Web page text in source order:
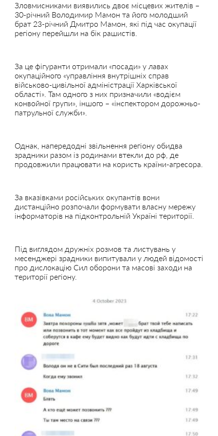
Зловмисниками виявились двоє місцевих жителів –
30-річний Володимир Мамон та його молодший
брат 23-річний Дмитро Мамон, які під час окупації
регіону перейшли на бік рашистів.
За це фігуранти отримали «посади» у лавах
окупаційного «управління внутрішніх справ
військово-цивільної адміністрації Харківської
області». Там одного з них призначили «водієм
конвойної групи», іншого – «інспектором дорожньо-
патрульної служби».
Однак, напередодні звільнення регіону обидва
зрадники разом із родинами втекли до рф, де
продовжили працювати на користь країни-агресора.
За вказівками російських окупантів вони
дистанційно розпочали формувати власну мережу
інформаторів на підконтрольній Україні території.
Під виглядом дружніх розмов та листувань у
месенджері зрадники випитували у людей відомості
про дислокацію Сил оборони та масові заходи на
території регіону.